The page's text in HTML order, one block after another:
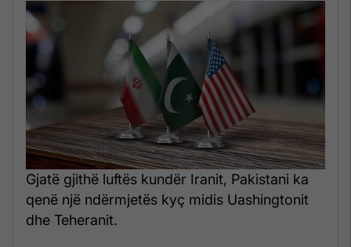
Gjatë gjithë luftës kundër Iranit, Pakistani ka
qenë një ndërmjetës kyç midis Uashingtonit
dhe Teheranit.